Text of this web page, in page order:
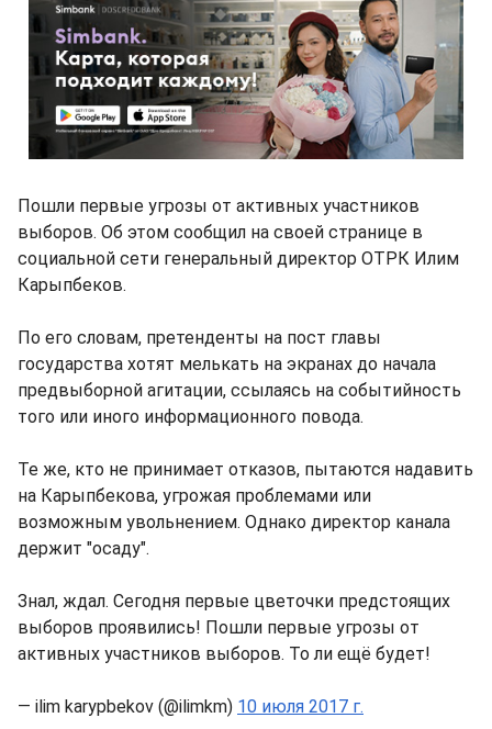
Пошли первые угрозы от активных участников
выборов. Об этом сообщил на своей странице в
социальной сети генеральный директор ОТРК Илим
Карыпбеков.
По его словам, претенденты на пост главы
государства хотят мелькать на экранах до начала
предвыборной агитации, ссылаясь на событийность
того или иного информационного повода.
Те же, кто не принимает отказов, пытаются надавить
на Карыпбекова, угрожая проблемами или
возможным увольнением. Однако директор канала
держит "осаду".
Знал, ждал. Сегодня первые цветочки предстоящих
выборов проявились! Пошли первые угрозы от
активных участников выборов. То ли ещё будет!
— ilim karypbekov (@ilimkm) 10 июля 2017 г.